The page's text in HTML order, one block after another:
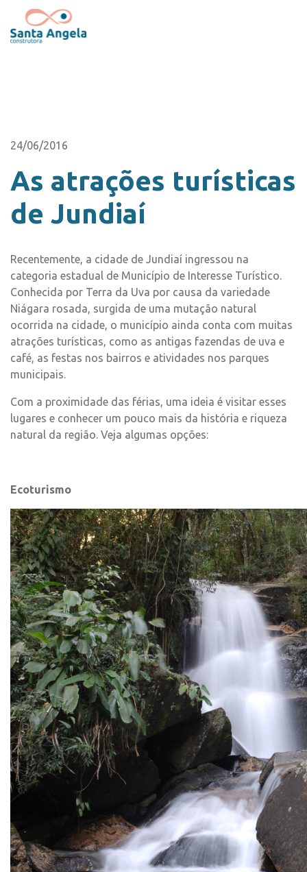
24/06/2016
As atrações turísticas
de Jundiaí
Recentemente, a cidade de Jundiaí ingressou na
categoria estadual de Município de Interesse Turístico.
Conhecida por Terra da Uva por causa da variedade
Niágara rosada, surgida de uma mutação natural
ocorrida na cidade, o município ainda conta com muitas
atrações turísticas, como as antigas fazendas de uva e
café, as festas nos bairros e atividades nos parques
municipais.
Com a proximidade das férias, uma ideia é visitar esses
lugares e conhecer um pouco mais da história e riqueza
natural da região. Veja algumas opções:
Ecoturismo